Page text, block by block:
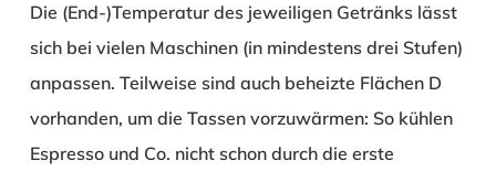
Die (End-)Temperatur des jeweiligen Getränks lässt
sich bei vielen Maschinen (in mindestens drei Stufen)
anpassen. Teilweise sind auch beheizte Flächen D
vorhanden, um die Tassen vorzuwärmen: So kühlen
Espresso und Co. nicht schon durch die erste